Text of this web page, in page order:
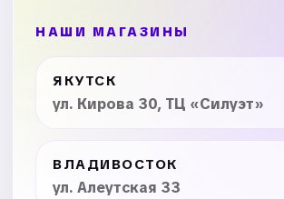
НАШИ МАГАЗИНЫ
ЯКУТСК
ул. Кирова 30, ТЦ «Силуэт»
ВЛАДИВОСТОК
ул. Алеутская 33